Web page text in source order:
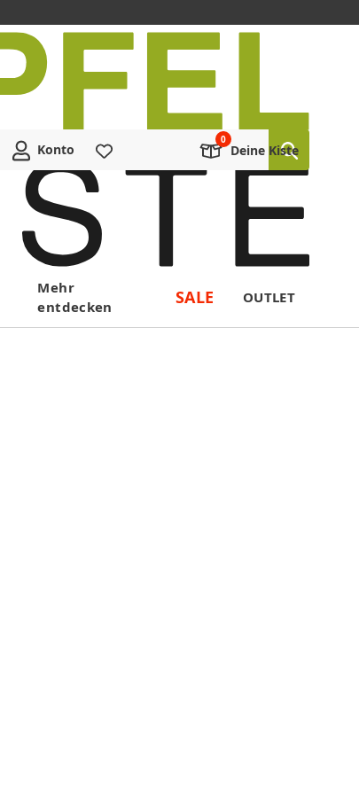
Konto Deine Kiste
Mehr
entdecken
SALE OUTLET